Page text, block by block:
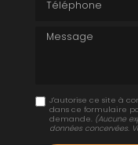
Message
J'autorise ce site à
dans ce formulaire
demande. (Aucune
données concervées.